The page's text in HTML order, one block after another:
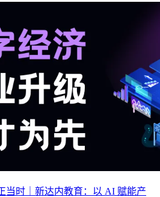
当时｜新达内教育：以 AI 赋能产